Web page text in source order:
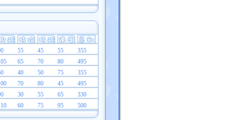
55 45 55
355
65 70 80
495
40 50 75
355
70 80 45
495
30 55 65
330
60 75 95 500